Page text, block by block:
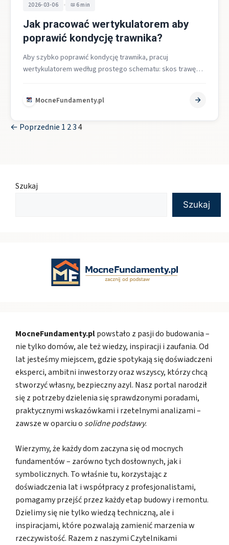
2026-03-06 • 6 min
Jak pracować wertykulatorem aby
poprawić kondycję trawnika?
Aby szybko poprawić kondycję trawnika, pracuj
wertykulatorem według prostego schematu: skos trawę
MocneFundamenty.pl
← Poprzednie 1 234
Szukaj
Szukaj
MocneFundamenty.plpowstało z pasji do budowania –
nie tylko domów, ale też wiedzy, inspiracji i zaufania. Od
lat jesteśmy miejscem, gdzie spotykają się doświadczeni
eksperci, ambitni inwestorzy oraz wszyscy, którzy chcą
stworzyć własny, bezpieczny azyl. Nasz portal narodził
się z potrzeby dzielenia się sprawdzonymi poradami,
praktycznymi wskazówkami i rzetelnymi analizami –
zawsze w oparciu o solidne podstawy.
Wierzymy, że każdy dom zaczyna się od mocnych
fundamentów – zarówno tych dosłownych, jak i
symbolicznych. To właśnie tu, korzystając z
doświadczenia lat i współpracy z profesjonalistami,
pomagamy przejść przez każdy etap budowy i remontu.
Dzielimy się nie tylko wiedzą techniczną, ale i
inspiracjami, które pozwalają zamienić marzenia w
rzeczywistość. Razem z naszymi Czytelnikami